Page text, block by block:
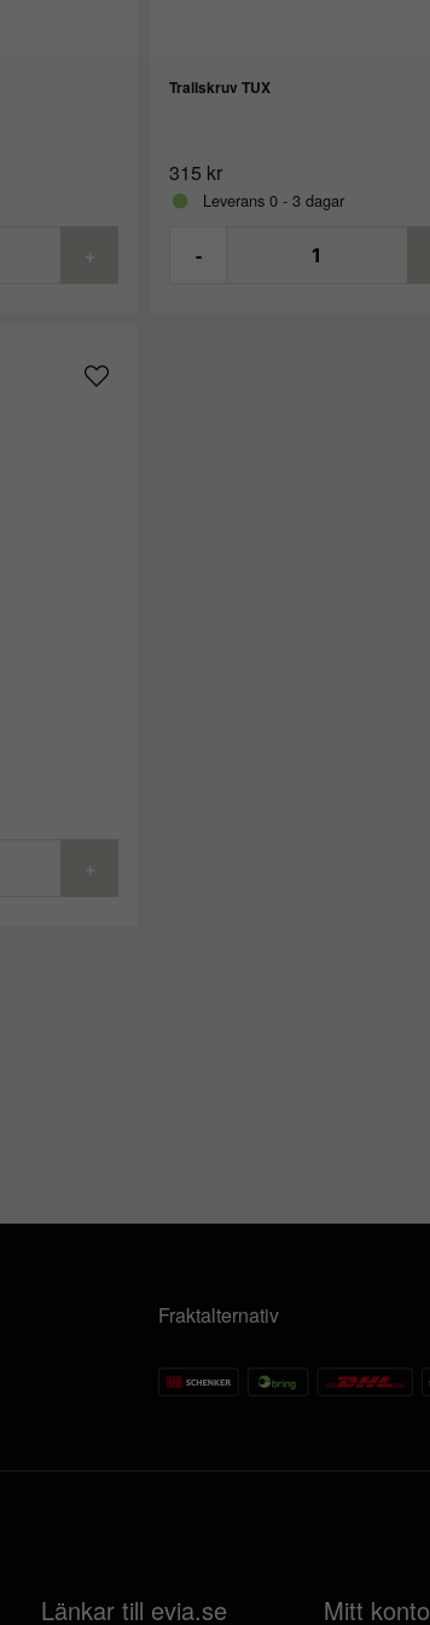
+
Trallskruv TUX
315 kr
Leverans 0 - 3 dagar
-
+
Fraktalternativ
Länkar till evia.se Mitt konto